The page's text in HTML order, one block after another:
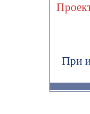
При